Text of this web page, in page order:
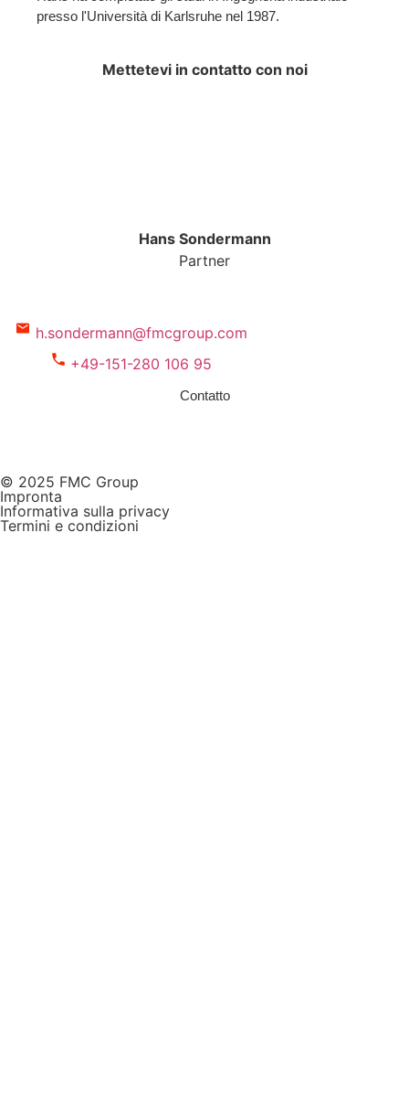
presso l'Università di Karlsruhe nel 1987.
Mettetevi in contatto con noi
Hans Sondermann
Partner
h.sondermann@fmcgroup.com
+49-151-280 106 95
Contatto
© 2025 FMC Group
Impronta
Informativa sulla privacy
Termini e condizioni